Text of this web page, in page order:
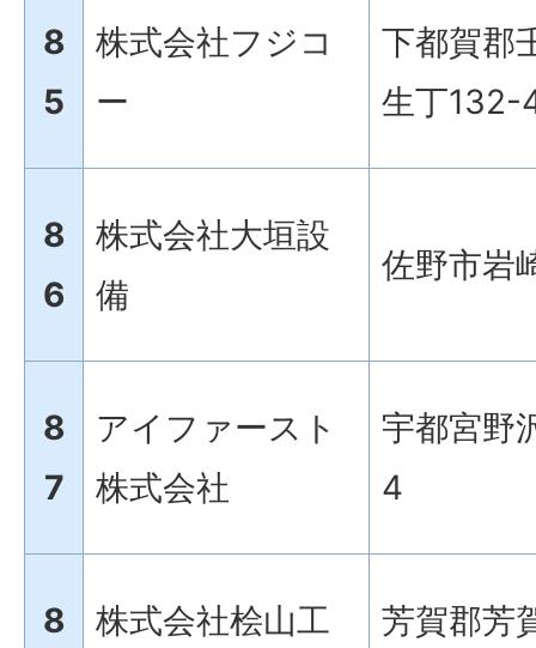
8
5
株式会社フジコ
ー
下都賀郡
生丁132-
8
6
株式会社大垣設
備
佐野市岩
8
7
アイファースト
株式会社
宇都宮野
4
8 株式会社桧山工 芳賀郡芳